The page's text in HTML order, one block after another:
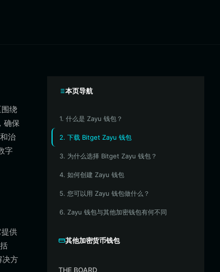
绕
确保
治
字
供
决方
本页导航
1. 什么是 Zayu 钱包？
2. 下载 Bitget Zayu 钱包
3. 为什么选择 Bitget Zayu 钱包？
4. 如何创建 Zayu 钱包
5. 您可以用 Zayu 钱包做什么？
6. Zayu 钱包与其他加密钱包有何不同
其他加密货币钱包
THE BOARD